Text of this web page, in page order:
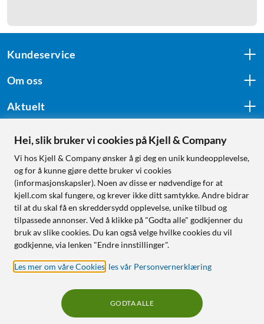
Kundeservice
Om oss
Aktuelt
Følg oss
Handle fra:
Sverige
Norge
Hei, slik bruker vi cookies på Kjell & Company
Vi hos Kjell & Company ønsker å gi deg en unik kundeopplevelse,
og for å kunne gjøre dette bruker vi cookies
(informasjonskapsler). Noen av disse er nødvendige for at
kjell.com skal fungere, og krever ikke ditt samtykke. Andre bidrar
til at du skal få en skreddersydd opplevelse, unike tilbud og
tilpassede annonser. Ved å klikke på "Godta alle" godkjenner du
bruk av slike cookies. Du kan også velge hvilke cookies du vil
godkjenne, via lenken "Endre innstillinger".
Les mer om våre Cookies les vår Personvernerklæring
GODTA ALLE